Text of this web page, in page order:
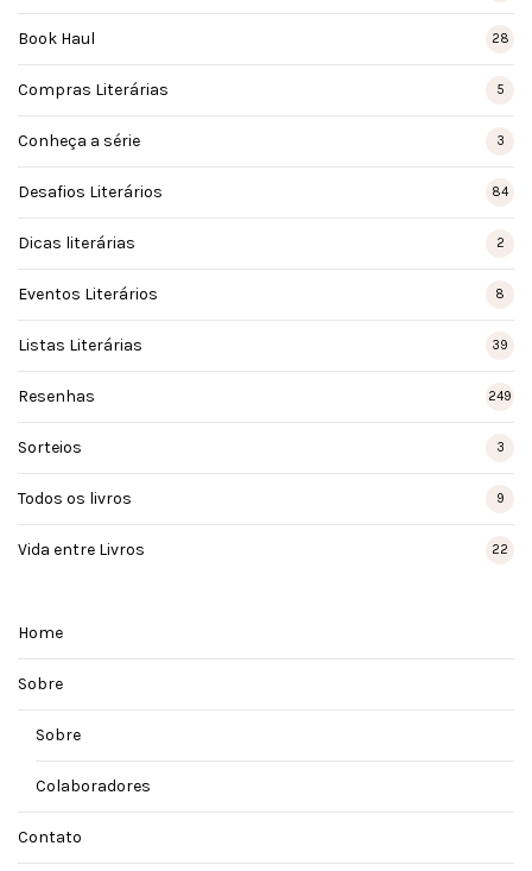
Book Haul 28
Compras Literárias 5
Conheça a série 3
Desafios Literários 84
Dicas literárias 2
Eventos Literários 8
Listas Literárias 39
Resenhas 249
Sorteios 3
Todos os livros 9
Vida entre Livros 22
Home
Sobre
Sobre
Colaboradores
Contato